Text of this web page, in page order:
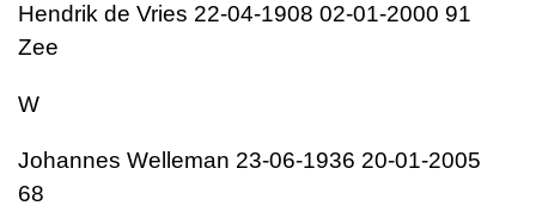
Hendrik de Vries 22-04-1908 02-01-2000 91
Zee
W
Johannes Welleman 23-06-1936 20-01-2005
68